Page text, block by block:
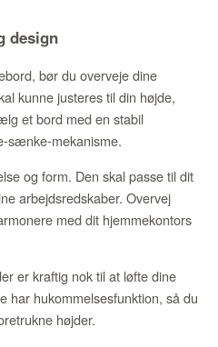
design
bør du overveje dine
kunne justeres til din højde,
et bord med en stabil
sænke-mekanisme.
og form. Den skal passe til dit
arbejdsredskaber. Overvej
med dit hjemmekontors
er kraftig nok til at løfte dine
har hukommelsesfunktion, så du
højder.